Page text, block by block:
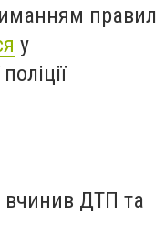
правил
у
вчинив ДТП та